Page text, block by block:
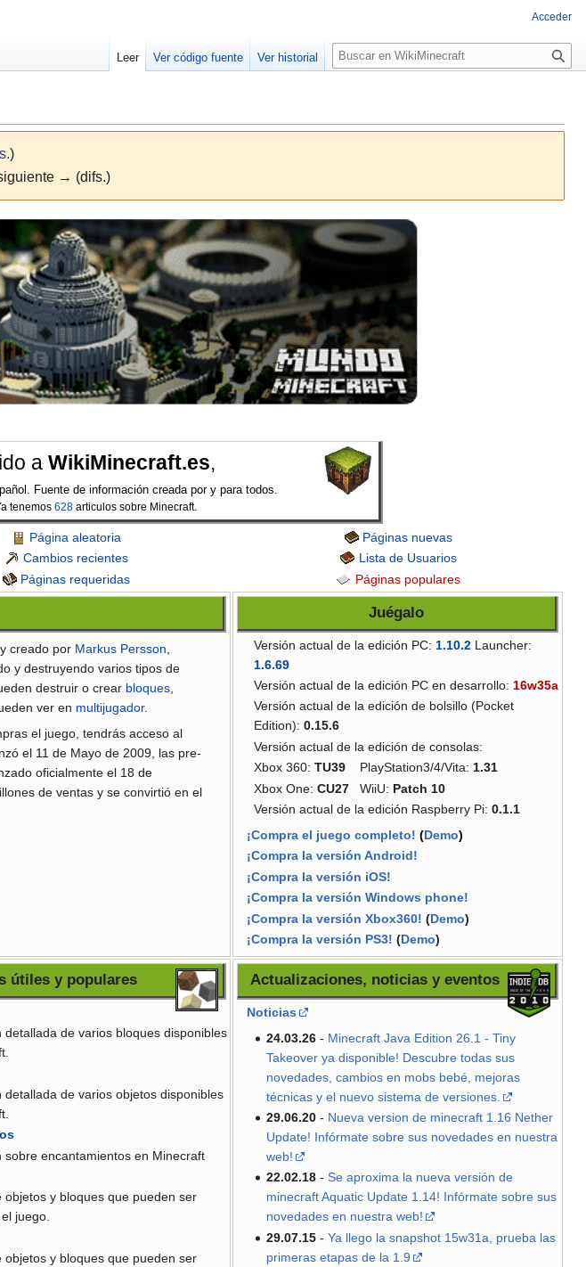
)
→ (difs.)
aWikiMinecraft.es,
Fuente de información creada por y para todos.
tenemos 628articulos sobre Minecraft.
Página aleatoria
Cambios recientes
Páginas requeridas
Páginas nuevas
Lista de Usuarios
Páginas populares
creado por Markus Persson
y destruyendo varios tipos de
destruir o crear bloques
ver en multijugador.
el juego, tendrás acceso al
el 11 de Mayo de 2009, las pre-
oficialmente el 18 de
de ventas y se convirtió en el
Juégalo
Versión actual de la edición PC: 1.10.2 Launcher:
1.6.69
Versión actual de la edición PC en desarrollo: 16w35a
Versión actual de la edición de bolsillo (Pocket
Edition):0.15.6
Versión actual de la edición de consolas:
Xbox 360:TU39 PlayStation3/4/Vita:1.31
Xbox One:CU27 WiiU: Patch 10
Versión actual de la edición Raspberry Pi:0.1.1
¡Compra el juego completo! (Demo)
¡Compra la versión Android!
¡Compra la versión iOS!
¡Compra la versión Windows phone!
¡Compra la versión Xbox360! (Demo)
¡Compra la versión PS3! (Demo)
útiles y populares
detallada de varios bloques disponibles
detallada de varios objetos disponibles
sobre encantamientos en Minecraft
objetos y bloques que pueden ser
juego.
objetos y bloques que pueden ser
Actualizaciones, noticias y eventos
Noticias
24.03.26 - Minecraft Java Edition 26.1 - Tiny
Takeover ya disponible! Descubre todas sus
novedades, cambios en mobs bebé, mejoras
técnicas y el nuevo sistema de versiones.
29.06.20 - Nueva version de minecraft 1.16 Nether
Update! Infórmate sobre sus novedades en nuestra
web!
22.02.18 -Se aproxima la nueva versión de
minecraft Aquatic Update 1.14! Infórmate sobre sus
novedades en nuestra web!
29.07.15 -Ya llego la snapshot 15w31a, prueba las
primeras etapas de la 1.9
Acceder
Leer Ver código fuente Ver historial
B
u
a